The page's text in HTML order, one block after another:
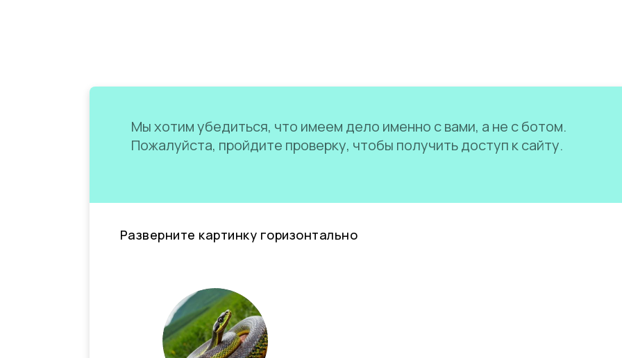
Мы хотим убедиться, что имеем дело именно с вами, а не с ботом.
Пожалуйста, пройдите проверку, чтобы получить доступ к сайту.
Разверните картинку горизонтально